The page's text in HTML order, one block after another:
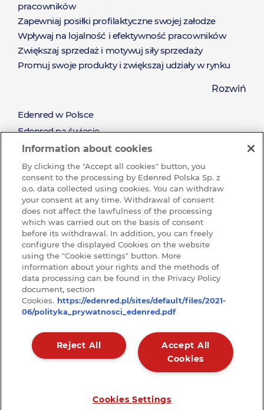
pracowników
Zapewniaj posiłki profilaktyczne swojej załodze
Wpływaj na lojalność i efektywność pracowników
Zwiększaj sprzedaż i motywuj siły sprzedaży
Promuj swoje produkty i zwiększaj udziały w rynku
Pozyskaj nowych klientów i zadbaj o relacje z
Rozwiń
O
Edenred
Edenred w Polsce
Edenred na świecie
Misja i wartości
Zrównoważony rozwój (CSR)
Pracuj w Grupie Edenred
Dlaczego warto u nas pracować?
Ochrona sygnalistów w Edenred
Baza
wiedzy
BAZA WIEDZY
Kontakt
KONTAKT
RODO
Raporty
ARTYKUŁY
Menu
Information about cookies
By clicking the "Accept all cookies" button, you
consent to the processing by Edenred Polska Sp. z
o.o. data collected using cookies. You can withdraw
your consent at any time. Withdrawal of consent
does not affect the lawfulness of the processing
which was carried out on the basis of consent
before its withdrawal. In addition, you can freely
configure the displayed Cookies on the website
using the "Cookie settings" button. More
information about your rights and the methods of
data processing can be found in the Privacy Policy
document, section
Cookies. https://edenred.pl/sites/default/files/2021-
06/polityka_prywatnosci_edenred.pdf
Accept All
Cookies
Reject All
Cookies Settings